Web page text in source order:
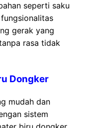
seperti saku
gerak yang
rasa tidak
Dongker
mudah dan
sistem